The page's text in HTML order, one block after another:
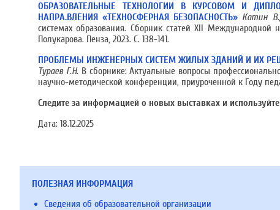
ОБРАЗОВАТЕЛЬНЫЕ ТЕХНОЛОГИИ В КУРСОВОМ И
НАПРА.ВЛЕНИЯ «ТЕХНОСФЕРНАЯ БЕЗОПАСНОСТЬ» Катин
системах образования. Сборник статей XII
Полукарова. Пенза, 2023. С. 138-141.
ПРОБЛЕМЫ ИНЖЕНЕРНЫХ СИСТЕМ ЖИЛЫХ ЗДАНИЙ И ИХ
Тураев Г.Н. В сборнике: Актуальные вопросы
научно-методической конференции, приуроченной к Году
Следите за информацией о новых выставках и
Дата: 18.12.2025
ПОЛЕЗНАЯ ИНФОРМАЦИЯ
Сведения об образовательной организации